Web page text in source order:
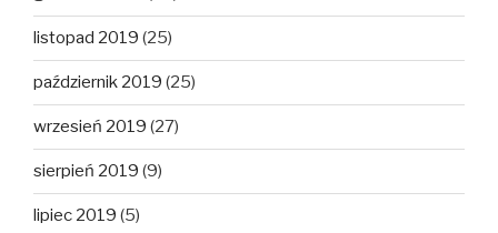
listopad 2019 (25)
październik 2019 (25)
wrzesień 2019 (27)
sierpień 2019 (9)
lipiec 2019 (5)